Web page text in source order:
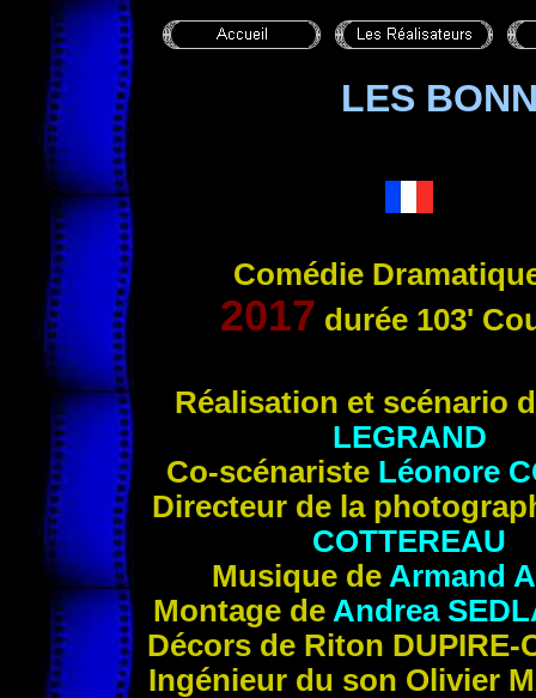
LES
Comédie
2017 durée 103'
Réalisation et scénario
LEGRAND
Co-scénariste Léonore
Directeur de la
COTTEREAU
Musique de Armand
Montage de Andrea
Décors de Riton DUPIRE-
Ingénieur du son Olivier